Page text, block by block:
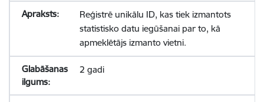
Reģistrē unikālu ID, kas tiek izmantots
statistisko datu iegūšanai par to, kā
apmeklētājs izmanto vietni.
2 gadi